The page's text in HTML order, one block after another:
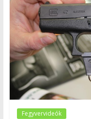
Fegyvervideók